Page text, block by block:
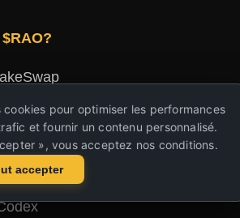
Dex
cookies pour optimiser les performances
et fournir un contenu personnalisé.
», vous acceptez nos conditions.
accepter